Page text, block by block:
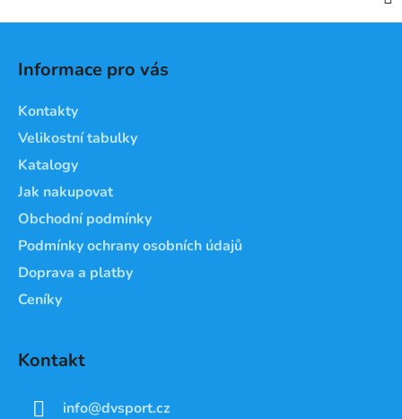
Informace pro vás
Kontakty
Velikostní tabulky
Katalogy
Jak nakupovat
Obchodní podmínky
Podmínky ochrany osobních údajů
Doprava a platby
Ceníky
Kontakt
info@dvsport.cz